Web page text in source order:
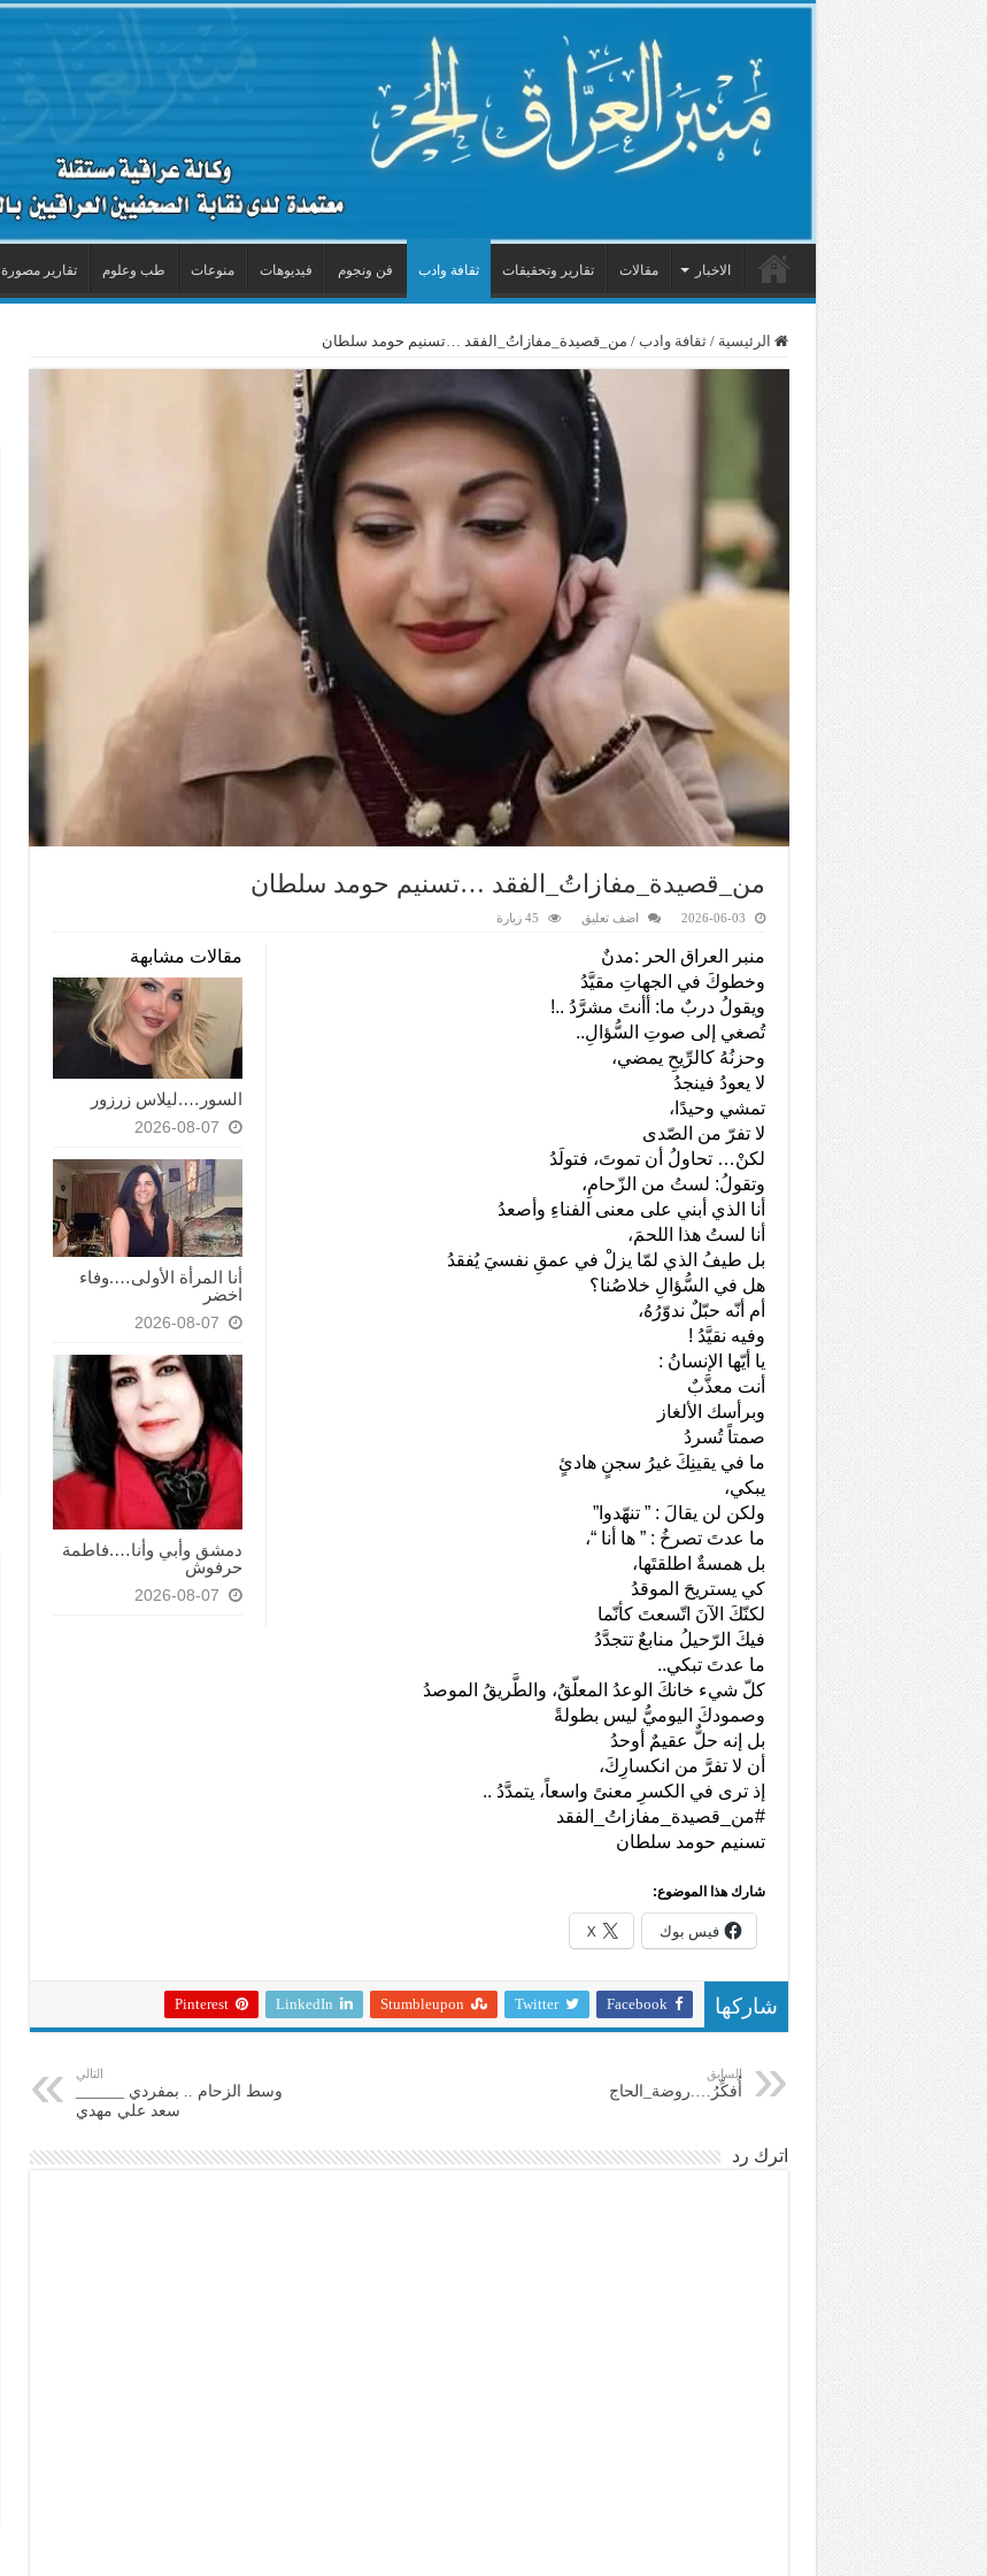
الاخبار مقالات تقارير وتحقيقات ثقافة وادب فن ونجوم فيديوهات منوعات طب وعلوم تقارير مصورة
الرئيسية / ثقافة وادب / من_قصيدة_مفازاتُ_الفقد …تسنيم حومد سلطان
من_قصيدة_مفازاتُ_الفقد …تسنيم حومد سلطان
2026-06-03 اضف تعليق 45 زيارة
مقالات مشابهة
السور….ليلاس زرزور
2026-08-07
أنا المرأة الأولى….وفاء
اخضر
2026-08-07
دمشق وأبي وأنا….فاطمة
حرفوش
2026-08-07
منبر العراق الحر :مدنٌ
وخطوكَ في الجهاتِ مقيَّدُ
ويقولُ دربٌ ما: أأنتَ مشرَّدُ ..!
تُصغي إلى صوتِ السُّؤالِ..
وحزنُهُ كالرِّيحِ يمضي،
لا يعودُ فينجدُ
تمشي وحيدًا،
لا تفرّ من الصّدى
لكنْ… تحاولُ أن تموتَ، فتولَدُ
وتقولُ: لستُ من الزّحامِ،
أنا الذي أبني على معنى الفناءِ وأصعدُ
أنا لستُ هذا اللحمَ،
بل طيفُ الذي لمّا يزلْ في عمقِ نفسيَ يُفقدُ
هل في السُّؤالِ خلاصُنا؟
أم أنّه حبّلٌ ندوّرُهُ،
وفيه نقيَّدُ !
يا أيّها الإنسانُ :
أنت معذَّبٌ
وبرأسك الألغاز
صمتاً تُسردُ
ما في يقينِكَ غيرُ سجنٍ هادئٍ
يبكي،
ولكن لن يقالَ : ” تنهّدوا”
ما عدتَ تصرخُ : ” ها أنا “،
بل همسةٌ اطلقتَها،
كي يستريحَ الموقدُ
لكنّكَ الآنَ اتّسعتَ كأنّما
فيكَ الرّحيلُ منابعٌ تتجدَّدُ
ما عدتَ تبكي..
كلّ شيء خانكَ الوعدُ المعلّقُ، والطَّريقُ الموصدُ
وصمودكَ اليوميُّ ليس بطولةً
بل إنه حلٌّ عقيمٌ أوحدُ
أن لا تفرَّ من انكسارِكَ،
إذ ترى في الكسرِ معنىً واسعاً، يتمدَّدُ ..
#من_قصيدة_مفازاتُ_الفقد
تسنيم حومد سلطان
شارك هذا الموضوع:
فيس بوك X
شاركها Facebook
Twitter
Stumbleupon
LinkedIn
Pinterest
السابق
أُفكِّرُ….روضة_الحاج
التالي
وسط الزحام .. بمفردي ______
سعد علي مهدي
اترك رد